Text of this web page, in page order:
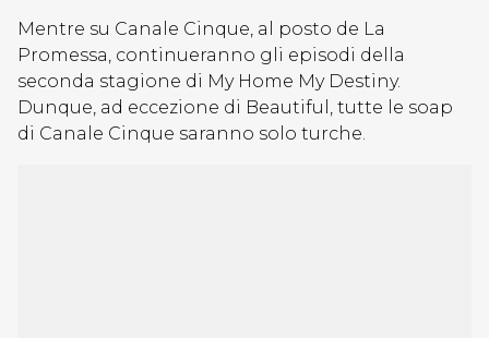
Mentre su Canale Cinque, al posto de La
Promessa, continueranno gli episodi della
seconda stagione di My Home My Destiny.
Dunque, ad eccezione di Beautiful, tutte le soap
di Canale Cinque saranno solo turche.